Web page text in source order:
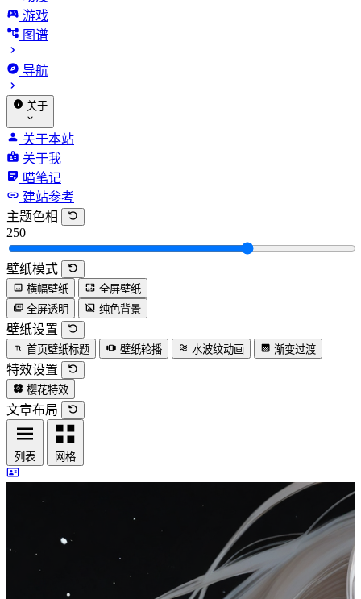
游戏
图谱
导航
关于
关于本站
关于我
喵笔记
建站参考
主题色相
250
壁纸模式
横幅壁纸
全屏壁纸
全屏透明
纯色背景
壁纸设置
首页壁纸标题 壁纸轮播 水波纹动画 渐变过渡
特效设置
樱花特效
文章布局
列表 网格